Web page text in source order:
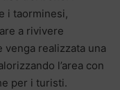
i taorminesi,
a rivivere
realizzata una
l’area con
per i turisti.